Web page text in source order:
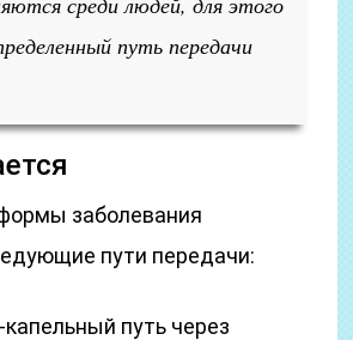
путь передачи
заболевания
пути передачи:
путь через